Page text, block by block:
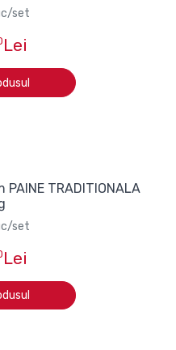
set
Lei
TRADITIONALA
set
Lei